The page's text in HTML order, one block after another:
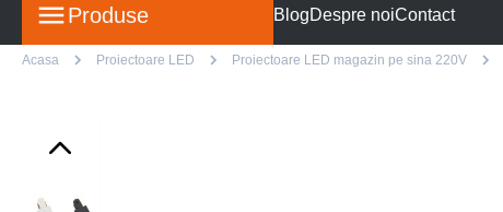
Produse BlogDespre noiContact
Acasa Proiectoare LED Proiectoare LED magazin pe sina 220V